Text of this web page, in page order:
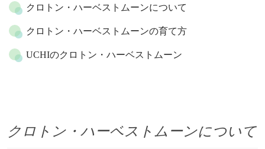
クロトン・ハーベストムーンについて
クロトン・ハーベストムーンの育て方
UCHIのクロトン・ハーベストムーン
クロトン・ハーベストムーンについて